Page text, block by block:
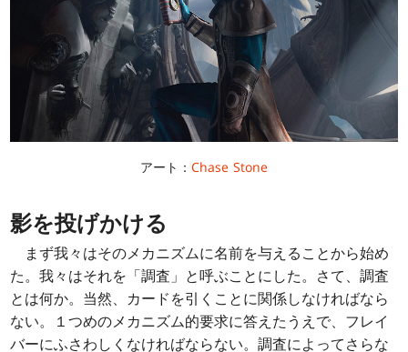
アート： Chase Stone
影を投げかける
まず我々はそのメカニズムに名前を与えることから始め
た。我々はそれを「調査」と呼ぶことにした。さて、調査
とは何か。当然、カードを引くことに関係しなければなら
ない。１つめのメカニズム的要求に答えたうえで、フレイ
バーにふさわしくなければならない。調査によってさらな